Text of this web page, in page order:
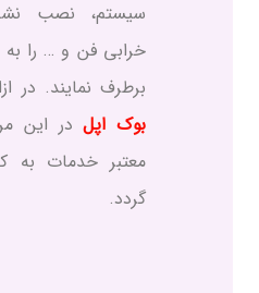
سیستم، نصب
خرابی فن و … را
برطرف نمایند. در
بوک اپلدر این
معتبر خدمات به
گردد.